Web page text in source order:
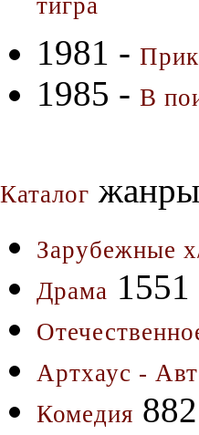
тигра
1981 -
1985 - В
Каталог
Зарубежные
Драма 1551
Артхаус -
Комедия 882